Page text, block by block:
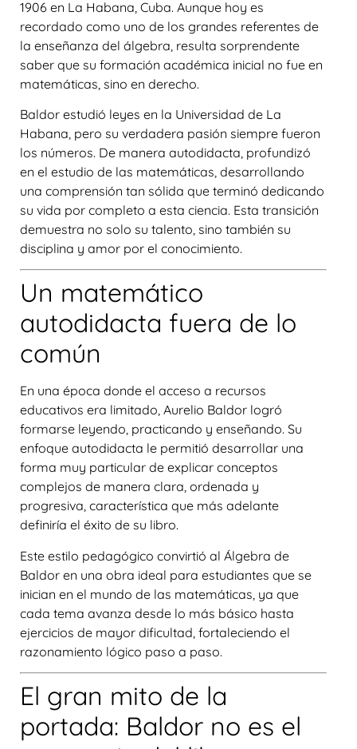
1906 en La Habana, Cuba. Aunque hoy es
recordado como uno de los grandes referentes de
la enseñanza del álgebra, resulta sorprendente
saber que su formación académica inicial no fue en
matemáticas , sino en derecho.
Baldor estudió leyes en la Universidad de La
Habana, pero su verdadera pasión siempre fueron
los números. De manera autodidacta , profundizó
en el estudio de las matemáticas, desarrollando
una comprensión tan sólida que terminó dedicando
su vida por completo a esta ciencia. Esta transición
demuestra no solo su talento, sino también su
disciplina y amor por el conocimiento.
Un matemático
autodidacta fuera de lo
común
En una época donde el acceso a recursos
educativos era limitado, Aurelio Baldor logró
formarse leyendo, practicando y enseñando. Su
enfoque autodidacta le permitió desarrollar una
forma muy particular de explicar conceptos
complejos de manera clara, ordenada y
progresiva, característica que más adelante
definiría el éxito de su libro.
Este estilo pedagógico convirtió al Álgebra de
Baldor en una obra ideal para estudiantes que se
inician en el mundo de las matemáticas, ya que
cada tema avanza desde lo más básico hasta
ejercicios de mayor dificultad, fortaleciendo el
razonamiento lógico paso a paso.
El gran mito de la
portada: Baldor no es el